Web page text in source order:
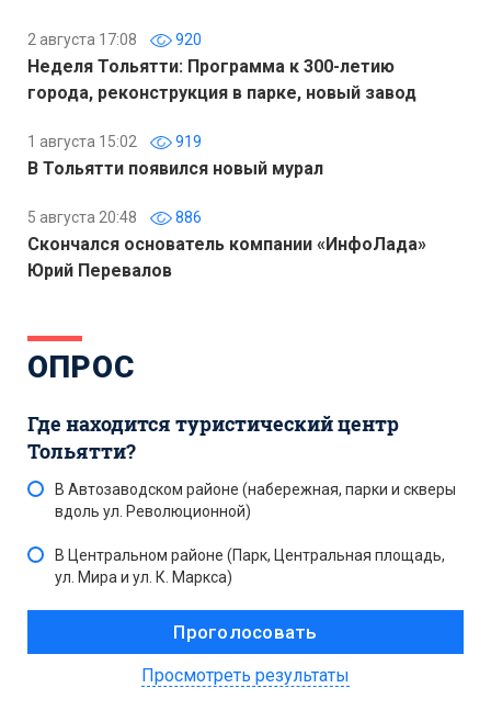
2 августа 17:08 920
Неделя Тольятти: Программа к 300-летию
города, реконструкция в парке, новый завод
1 августа 15:02 919
В Тольятти появился новый мурал
5 августа 20:48 886
Скончался основатель компании «ИнфоЛада»
Юрий Перевалов
ОПРОС
Где находится туристический центр
Тольятти?
В Автозаводском районе (набережная, парки и скверы
вдоль ул. Революционной)
В Центральном районе (Парк, Центральная площадь,
ул. Мира и ул. К. Маркса)
Просмотреть результаты